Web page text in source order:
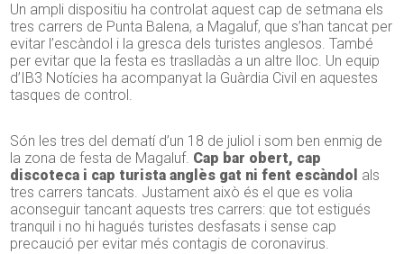
Un ampli dispositiu ha controlat aquest cap de setmana els
tres carrers de Punta Balena, a Magaluf, que s’han tancat per
evitar l’escàndol i la gresca dels turistes anglesos. També
per evitar que la festa es traslladàs a un altre lloc. Un equip
d’IB3 Notícies ha acompanyat la Guàrdia Civil en aquestes
tasques de control.
Són les tres del dematí d’un 18 de juliol i som ben enmig de
la zona de festa de Magaluf. Cap bar obert, cap
discoteca i cap turista anglès gat ni fent escàndol als
tres carrers tancats. Justament això és el que es volia
aconseguir tancant aquests tres carrers: que tot estigués
tranquil i no hi hagués turistes desfasats i sense cap
precaució per evitar més contagis de coronavirus.